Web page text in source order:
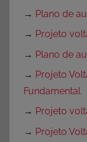
→ Plano de
→ Projeto
→ Plano de
→ Projeto
Fundamental
→ Projeto
→ Projeto